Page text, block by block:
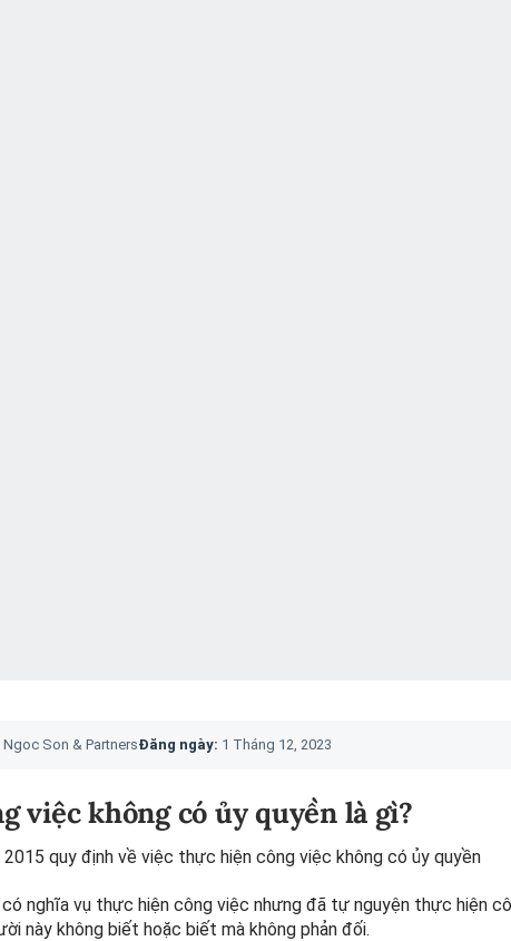
Son & PartnersĐăng ngày: 1 Tháng 12, 2023
việc không có ủy quyền là gì?
quy định về việc thực hiện công việc không có ủy quyền
nghĩa vụ thực hiện công việc nhưng đã tự nguyện thực hiện
này không biết hoặc biết mà không phản đối.